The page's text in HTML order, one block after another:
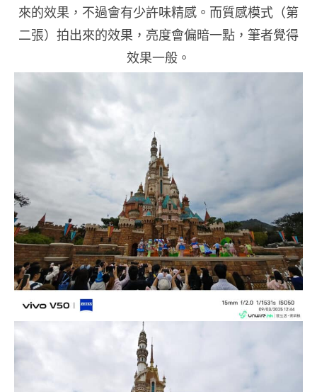
來的效果，不過會有少許味精感。而質感模式（第
二張）拍出來的效果，亮度會偏暗一點，筆者覺得
效果一般。